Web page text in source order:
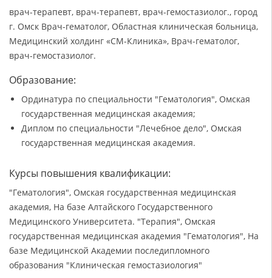
врач-терапевт, врач-терапевт, врач-гемостазиолог., город
г. Омск Врач-гематолог, Областная клиническая больница,
Медицинский холдинг «СМ-Клиника», Врач-гематолог,
врач-гемостазиолог.
Образование:
Ординатура по специальности "Гематология", Омская
государственная медицинская академия;
Диплом по специальности "Лечебное дело", Омская
государственная медицинская академия.
Курсы повышения квалификации:
"Гематология", Омская государственная медицинская
академия, На базе Алтайского Государственного
Медицинского Университета. "Терапия", Омская
государственная медицинская академия "Гематология", На
базе Медицинской Академии последипломного
образования "Клиническая гемостазиология"